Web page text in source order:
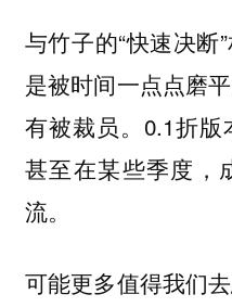
与竹子的“快速决断
是被时间一点点磨
有被裁员。0.1折版
甚至在某些季度，
流。
可能更多值得我们